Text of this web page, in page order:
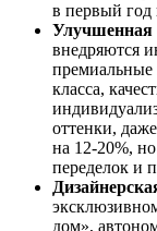
в первый
Улучшенная
внедряются
премиальные
класса,
оттенки,
на 12-20%, но
переделок и
дом»,